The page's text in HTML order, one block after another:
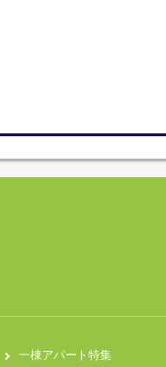
一棟アパート特集